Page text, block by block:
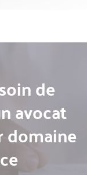
de
avocat
domaine